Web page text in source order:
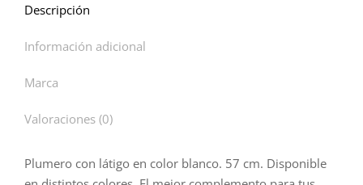
Descripción
Información adicional
Marca
Valoraciones (0)
Plumero con látigo en color blanco. 57 cm. Disponible